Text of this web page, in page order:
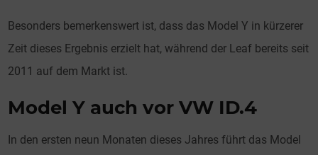
Besonders bemerkenswert ist, dass das Model Y in kürzerer
Zeit dieses Ergebnis erzielt hat, während der Leaf bereits seit
2011 auf dem Markt ist.
Model Y auch vor VW ID.4
In den ersten neun Monaten dieses Jahres führt das Model